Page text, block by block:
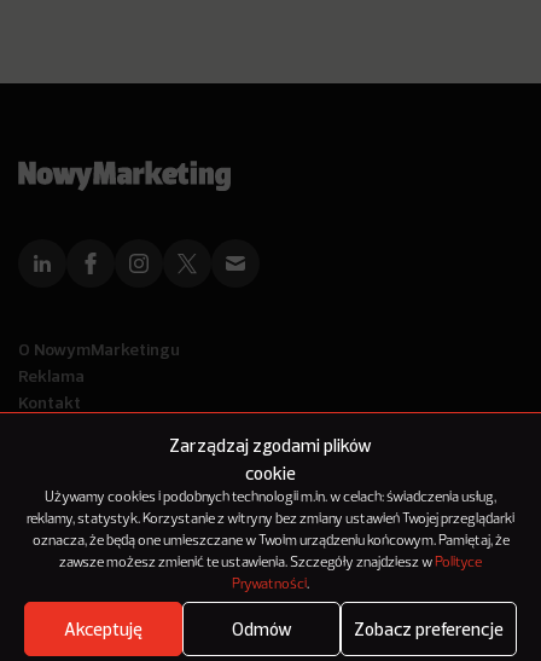
Zarządzaj zgodami plików
cookie
Używamy cookies i podobnych technologii m.in. w celach: świadczenia usług,
reklamy, statystyk. Korzystanie z witryny bez zmiany ustawień Twojej przeglądarki
oznacza, że będą one umieszczane w Twoim urządzeniu końcowym. Pamiętaj, że
zawsze możesz zmienić te ustawienia. Szczegóły znajdziesz w Polityce
Prywatności.
Akceptuję Odmów Zobacz preferencje
PARTNER MERYTORYCZNY DZIAŁU
GetResponse
Where's the beef?
O NowymMarketingu
Reklama
Kontakt
© 2012-2025
NowyMarketing jest marką 143Media Sp. z o.o.